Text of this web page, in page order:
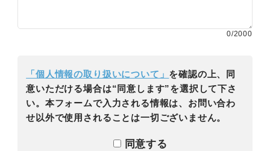
0/2000
「個人情報の取り扱いについて」 を確認の上、同
意いただける場合は“同意します”を選択して下さ
い。本フォームで入力される情報は、お問い合わ
せ以外で使用されることは一切ございません。
同意する